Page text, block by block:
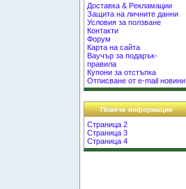
Доставка & Рекламации
Защита на личните данни
Условия за ползване
Контакти
Форум
Карта на сайта
Ваучър за подарък-
правила
Купони за отстъпка
Отписване от e-mail новини
Повече информация
Страница 2
Страница 3
Страница 4